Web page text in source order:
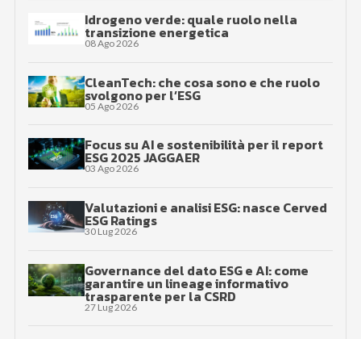
Idrogeno verde: quale ruolo nella
transizione energetica
08 Ago 2026
CleanTech: che cosa sono e che ruolo
svolgono per l’ESG
05 Ago 2026
Focus su AI e sostenibilità per il report
ESG 2025 JAGGAER
03 Ago 2026
Valutazioni e analisi ESG: nasce Cerved
ESG Ratings
30 Lug 2026
Governance del dato ESG e AI: come
garantire un lineage informativo
trasparente per la CSRD
27 Lug 2026